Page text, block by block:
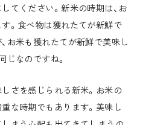
てください。新米の時期は、お
。食べ物は獲れたてが新鮮で
お米も獲れたてが新鮮で美味し
じなのですね。
さを感じられる新米。お米の
な時期でもあります。美味し